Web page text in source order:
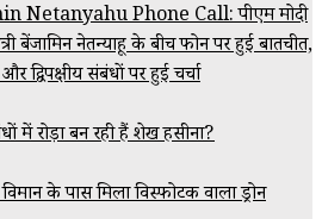
Netanyahu Phone Call: पीएम मोदी
बेंजामिन नेतन्याहू के बीच फोन पर हुई बातचीत,
द्विपक्षीय संबंधों पर हुई चर्चा
में रोड़ा बन रही हैं शेख हसीना?
विमान के पास मिला विस्फोटक वाला ड्रोन